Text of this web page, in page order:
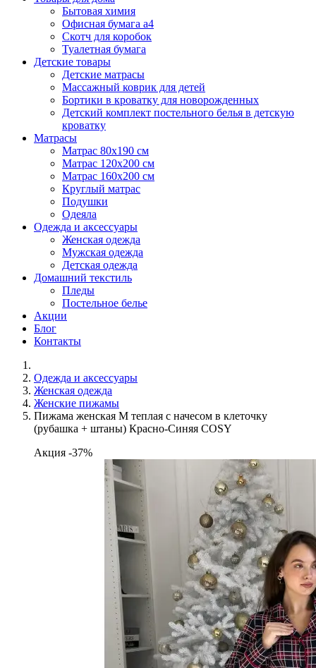
Бытовая химия
Офисная бумага а4
Скотч для коробок
Туалетная бумага
Детские товары
Детские матрасы
Массажный коврик для детей
Бортики в кроватку для новорожденных
Детский комплект постельного белья в детскую
кроватку
Матрасы
Матрас 80х190 см
Матраc 120х200 см
Матрас 160х200 см
Круглый матрас
Подушки
Одеяла
Одежда и аксессуары
Женская одежда
Мужская одежда
Детская одежда
Домашний текстиль
Пледы
Постельное белье
Акции
Блог
Контакты
Одежда и аксессуары
Женская одежда
Женские пижамы
Пижама женская M теплая с начесом в клеточку
(рубашка + штаны) Красно-Синяя COSY
Акция -37%